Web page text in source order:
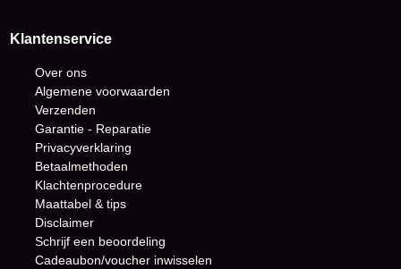
Klantenservice
Over ons
Algemene voorwaarden
Verzenden
Garantie - Reparatie
Privacyverklaring
Betaalmethoden
Klachtenprocedure
Maattabel & tips
Disclaimer
Schrijf een beoordeling
Cadeaubon/voucher inwisselen